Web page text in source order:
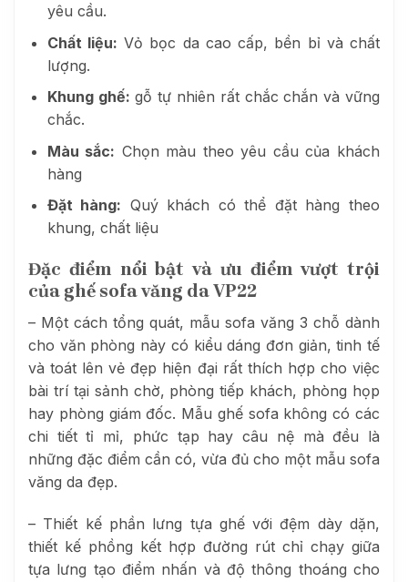
yêu cầu.
Chất liệu: Vỏ bọc da cao cấp, bền bỉ và chất
lượng.
Khung ghế: gỗ tự nhiên rất chắc chắn và vững
chắc.
Màu sắc: Chọn màu theo yêu cầu của khách
hàng
Đặt hàng: Quý khách có thể đặt hàng theo
khung, chất liệu
Đặc điểm nổi bật và ưu điểm vượt trội
của ghế sofa văng da VP22
– Một cách tổng quát, mẫu sofa văng 3 chỗ dành
cho văn phòng này có kiểu dáng đơn giản, tinh tế
và toát lên vẻ đẹp hiện đại rất thích hợp cho việc
bài trí tại sảnh chờ, phòng tiếp khách, phòng họp
hay phòng giám đốc. Mẫu ghế sofa không có các
chi tiết tỉ mỉ, phức tạp hay câu nệ mà đều là
những đặc điểm cần có, vừa đủ cho một mẫu sofa
văng da đẹp.
– Thiết kế phần lưng tựa ghế với đệm dày dặn,
thiết kế phồng kết hợp đường rút chỉ chạy giữa
tựa lưng tạo điểm nhấn và độ thông thoáng cho